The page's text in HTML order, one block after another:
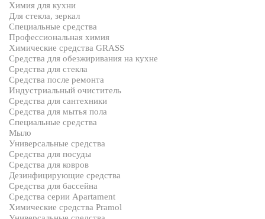
Химия для кухни
Для стекла, зеркал
Специальные средства
Профессиональная химия
Химические средства GRASS
Средства для обезжиривания на кухне
Средства для стекла
Средства после ремонта
Индустриальный очиститель
Средства для сантехники
Средства для мытья пола
Специальные средства
Мыло
Универсальные средства
Средства для посуды
Средства для ковров
Дезинфицирующие средства
Средства для бассейна
Средства серии Apartament
Химические средства Pramol